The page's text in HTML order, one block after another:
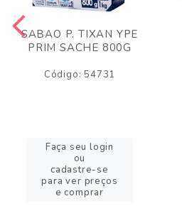
SABAO P. TIXAN YPE
PRIM SACHE 800G
Código: 54731
Faça seu login
ou
cadastre-se
para ver preços
e comprar